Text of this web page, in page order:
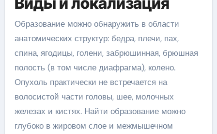
Образование можно обнаружить в области
анатомических структур: бедра, плечи, пах,
спина, ягодицы, голени, забрюшинная, брюшная
полость (в том числе диафрагма), колено.
Опухоль практически не встречается на
волосистой части головы, шее, молочных
железах и кистях. Найти образование можно
глубоко в жировом слое и межмышечном